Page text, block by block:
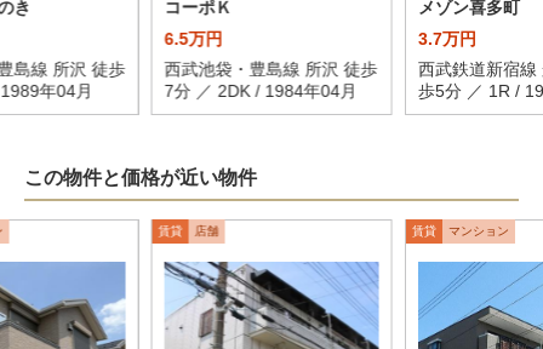
き
島線 所沢 徒歩
年04月
コーポＫ
6.5万円
西武池袋・豊島線 所沢 徒歩
7分 ／ 2DK / 1984年04月
メゾン喜多町
3.7万円
西武鉄道新宿線
歩5分 ／ 1R /
この物件と価格が近い物件
賃貸 店舗 賃貸 マンション